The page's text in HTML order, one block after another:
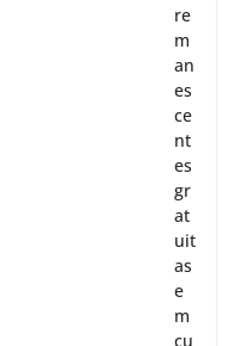
re
m
an
es
ce
nt
es
gr
at
uit
as
e
m
cu